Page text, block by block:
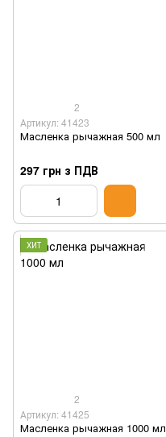
2
Артикул: 41423
Масленка рычажная 500 мл
297 грн з ПДВ
ХИТ
2
Артикул: 41425
Масленка рычажная 1000 мл